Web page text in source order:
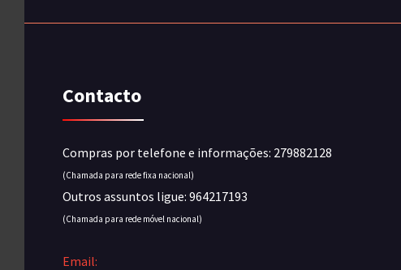
Contacto
Compras por telefone e informações: 279882128
(Chamada para rede fixa nacional)
Outros assuntos ligue: 964217193
(Chamada para rede móvel nacional)
Email: